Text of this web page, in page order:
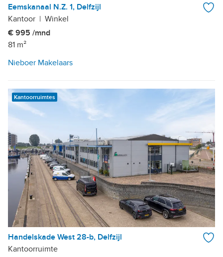
Eemskanaal N.Z. 1, Delfzijl
Kantoor | Winkel
€ 995 /mnd
81 m²
Nieboer Makelaars
Kantoorruimtes
Handelskade West 28-b, Delfzijl
Kantoorruimte